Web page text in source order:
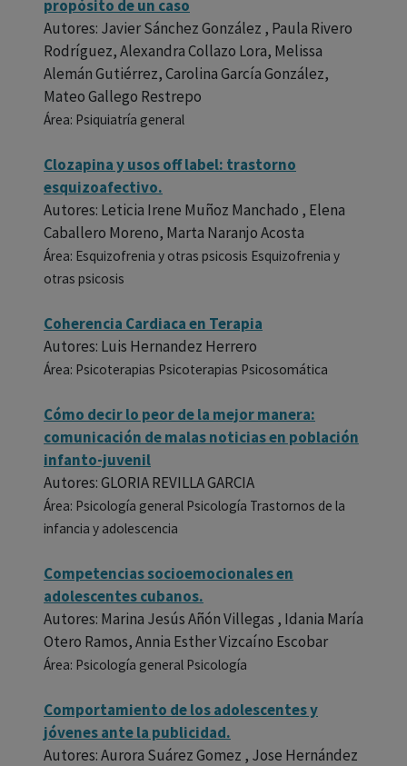
propósito de un caso
Autores: Javier Sánchez González , Paula Rivero
Rodríguez, Alexandra Collazo Lora, Melissa
Alemán Gutiérrez, Carolina García González,
Mateo Gallego Restrepo
Área: Psiquiatría general
Clozapina y usos off label: trastorno
esquizoafectivo.
Autores: Leticia Irene Muñoz Manchado , Elena
Caballero Moreno, Marta Naranjo Acosta
Área: Esquizofrenia y otras psicosis Esquizofrenia y
otras psicosis
Coherencia Cardiaca en Terapia
Autores: Luis Hernandez Herrero
Área: Psicoterapias Psicoterapias Psicosomática
Cómo decir lo peor de la mejor manera:
comunicación de malas noticias en población
infanto-juvenil
Autores: GLORIA REVILLA GARCIA
Área: Psicología general Psicología Trastornos de la
infancia y adolescencia
Competencias socioemocionales en
adolescentes cubanos.
Autores: Marina Jesús Añón Villegas , Idania María
Otero Ramos, Annia Esther Vizcaíno Escobar
Área: Psicología general Psicología
Comportamiento de los adolescentes y
jóvenes ante la publicidad.
Autores: Aurora Suárez Gomez , Jose Hernández